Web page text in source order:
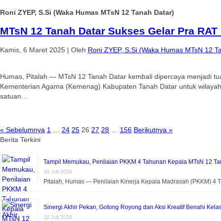
Roni ZYEP, S.Si (Waka Humas MTsN 12 Tanah Datar)
MTsN 12 Tanah Datar Sukses Gelar Pra
Kamis, 6 Maret 2025 | Oleh Roni ZYEP, S.Si (Waka Humas MTsN 12
Humas, Pitalah — MTsN 12 Tanah Datar kembali dipercaya menjadi
Kementerian Agama (Kemenag) Kabupaten Tanah Datar untuk
satuan…
« Sebelumnya 1 24 25 26 27 28 156 Berikutnya »
Berita Terkini
Tampil Memukau, Penilaian PKKM 4 Tahunan Kepala MTsN 12
30 Juli 2026
Pitalah, Humas — Penilaian Kinerja Kepala Madrasah (PKKM) 4
Sinergi Akhir Pekan, Gotong Royong dan Aksi Kreatif Benahi
18 Juli 2026